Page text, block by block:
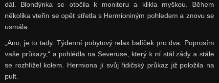
dál. Blondýnka se otočila k monitoru a klikla myškou. Během
několika vteřin se opět střetla s Hermioniným pohledem a znovu se
usmála.
„Ano, je to tady. Týdenní pobytový relax balíček pro dva. Poprosím
vaše průkazy,“ a pohlédla na Severuse, který k ní stál zády a stále
se rozhlížel kolem. Hermiona jí svůj řidičský průkaz již položila na
pult.